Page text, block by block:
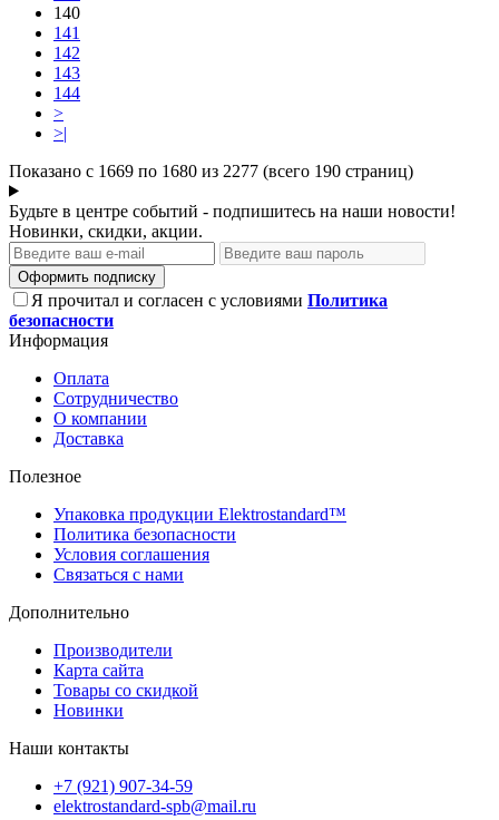
140
141
142
143
144
>
>|
Показано с 1669 по 1680 из 2277 (всего 190 страниц)
Будьте в центре событий - подпишитесь на наши новости!
Новинки, скидки, акции.
Оформить подписку
Я прочитал и согласен с условиями Политика
безопасности
Информация
Оплата
Сотрудничество
О компании
Доставка
Полезное
Упаковка продукции Elektrostandard™
Политика безопасности
Условия соглашения
Связаться с нами
Дополнительно
Производители
Карта сайта
Товары со скидкой
Новинки
Наши контакты
+7 (921) 907-34-59
elektrostandard-spb@mail.ru